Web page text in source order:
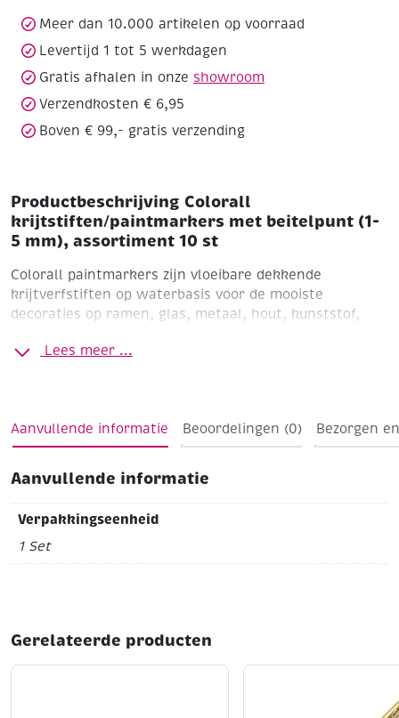
mm),
assortiment
st
aantal
Meer dan 10.000 artikelen op voorraad
Levertijd 1 tot 5 werkdagen
Gratis afhalen in onze showroom
Verzendkosten € 6,95
Boven € 99,- gratis verzending
Productbeschrijving Colorall
krijtstiften/paintmarkers met beitelpunt (1-
5 mm), assortiment 10 st
Colorall paintmarkers zijn vloeibare dekkende
krijtverfstiften op waterbasis voor de mooiste
decoraties op ramen, glas, metaal, hout, kunststof,
ondergronden is de inkt eenvoudig te verwijderen met
Lees meer ...
Aanvullende informatie Beoordelingen (0) Bezorgen
Aanvullende informatie
Verpakkingseenheid
1 Set
Gerelateerde producten